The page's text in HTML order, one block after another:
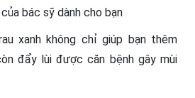
bác sỹ dành cho bạn
xanh không chỉ giúp bạn thêm
đẩy lùi được căn bệnh gây mùi